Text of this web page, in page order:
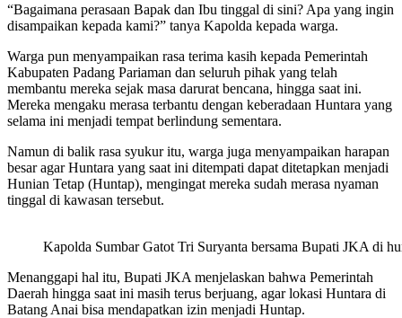
‎“Bagaimana perasaan Bapak dan Ibu tinggal di sini? Apa yang ingin
disampaikan kepada kami?” tanya Kapolda kepada warga.
‎Warga pun menyampaikan rasa terima kasih kepada Pemerintah
Kabupaten Padang Pariaman dan seluruh pihak yang telah
membantu mereka sejak masa darurat bencana, hingga saat ini.
Mereka mengaku merasa terbantu dengan keberadaan Huntara yang
selama ini menjadi tempat berlindung sementara.
‎Namun di balik rasa syukur itu, warga juga menyampaikan harapan
besar agar Huntara yang saat ini ditempati dapat ditetapkan menjadi
Hunian Tetap (Huntap), mengingat mereka sudah merasa nyaman
tinggal di kawasan tersebut.
Kapolda Sumbar Gatot Tri Suryanta bersama Bupati JKA di
‎Menanggapi hal itu, Bupati JKA menjelaskan bahwa Pemerintah
Daerah hingga saat ini masih terus berjuang, agar lokasi Huntara di
Batang Anai bisa mendapatkan izin menjadi Huntap.